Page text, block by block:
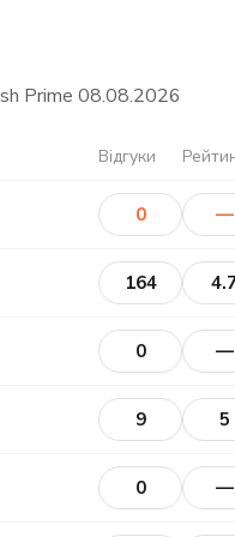
освоєння.
Prime 08.08.2026
Відгуки
0 —
164
0 —
9 5
0 —